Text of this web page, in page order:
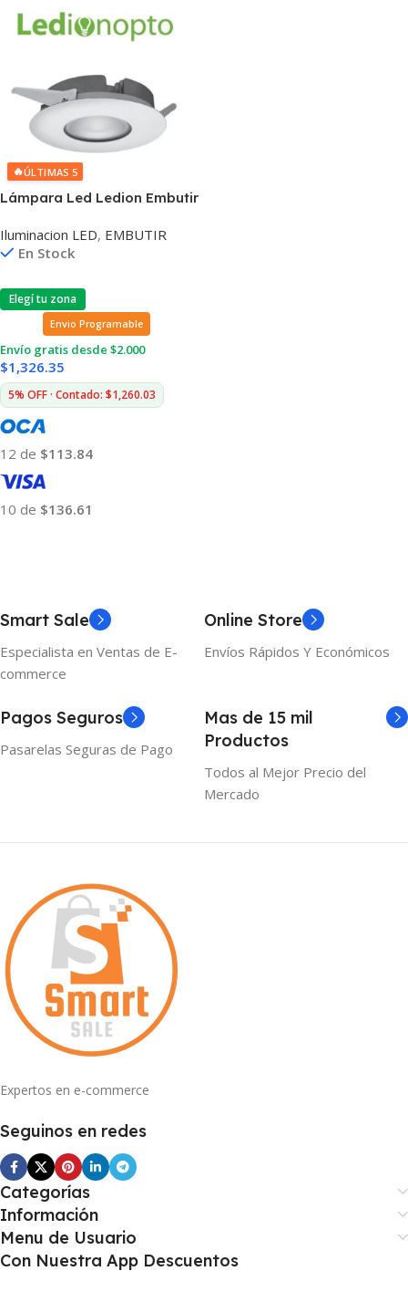
🔥ÚLTIMAS 5
Lámpara Led Ledion Embutir
Iluminacion LED, EMBUTIR
En Stock
Elegí tu zona
Envio Programable
Envío gratis desde $2.000
$1,326.35
5% OFF · Contado: $1,260.03
12 de $113.84
10 de $136.61
Smart Sale
Especialista en Ventas de E-
commerce
Online Store
Envíos Rápidos Y Económicos
Pagos Seguros
Pasarelas Seguras de Pago
Mas de 15 mil
Productos
Todos al Mejor Precio del
Mercado
Expertos en e-commerce
Seguinos en redes
Categorías
Información
Menu de Usuario
Con Nuestra App Descuentos